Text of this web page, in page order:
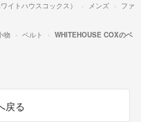
イトハウスコックス） メンズ
ファ
物 ベルト
WHITEHOUSE COXのベ
戻る